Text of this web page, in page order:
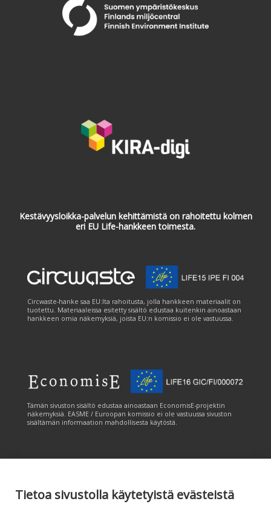
Tietoa sivustolla käytetyistä evästeistä
Kestävyysloikka-palvelun kehittämistä on rahoitettu kolmen
eri EU Life-hankkeen toimesta.
Circwaste-hanke saa EU:lta rahoitusta, jolla hankkeen materiaalit on
tuotettu. Materiaaleissa esitetty sisältö edustaa kuitenkin ainoastaan
hankkeen omia näkemyksiä, joista EU:n komissio ei ole vastuussa.
Tämän sivuston sisältö edustaa ainoastaan EconomisE-projektin
näkemyksiä. EASME / Euroopan komissio ei ole vastuussa sivuston
sisältämän informaation mahdollisesta käytöstä.